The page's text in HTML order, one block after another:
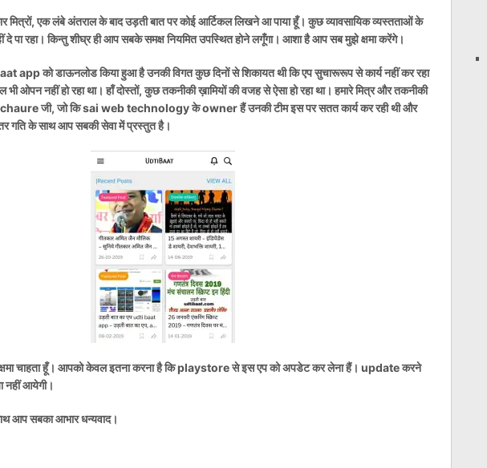
एक लंबे अंतराल के बाद उड़ती बात पर कोई आर्टिकल लिखने आ पाया हूँ। कुछ व्यावसायिक व्यस्तताओं के
दे पा रहा। किन्तु शीघ्र ही आप सबके समक्ष नियमित उपस्थित होने लगूँगा। आशा है आप सब मुझे क्षमा करेंगे।
app को डाऊनलोड किया हुआ है उनकी विगत कुछ दिनों से शिकायत थी कि एप सुचारूरूप से कार्य नहीं कर रहा
ओपन नहीं हो रहा था। हाँ दोस्तों, कुछ तकनीकी ख़ामियों की वजह से ऐसा हो रहा था। हमारे मित्र और तकनीकी
जी, जो कि sai web technology के owner हैं उनकी टीम इस पर सतत कार्य कर रही थी और
गति के साथ आप सबकी सेवा में प्रस्तुत है।
चाहता हूँ। आपको केवल इतना करना है कि playstore से इस एप को अपडेट कर लेना हैं। update करने
नहीं आयेगी।
आप सबका आभार धन्यवाद।